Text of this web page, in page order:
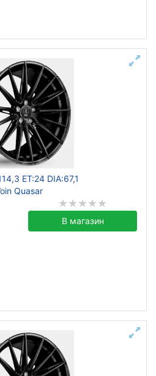
ET:24 DIA:67,1
Quasar
В магазин